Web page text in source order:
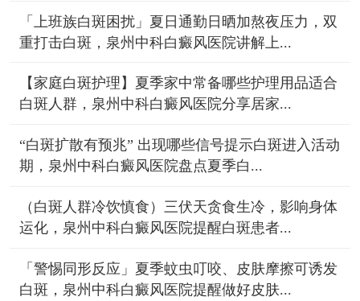
「上班族白斑困扰」夏日通勤日晒加熬夜压力，双
重打击白斑，泉州中科白癜风医院讲解上...
【家庭白斑护理】夏季家中常备哪些护理用品适合
白斑人群，泉州中科白癜风医院分享居家...
“白斑扩散有预兆” 出现哪些信号提示白斑进入活动
期，泉州中科白癜风医院盘点夏季白...
（白斑人群冷饮慎食）三伏天贪食生冷，影响身体
运化，泉州中科白癜风医院提醒白斑患者...
「警惕同形反应」夏季蚊虫叮咬、皮肤摩擦可诱发
白斑，泉州中科白癜风医院提醒做好皮肤...